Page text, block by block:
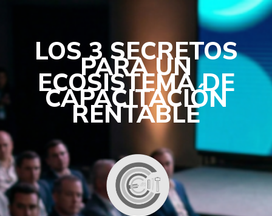
LOS 3 SECRETOS
PARA UN
ECOSISTEMA DE
CAPACITACIÓN
RENTABLE